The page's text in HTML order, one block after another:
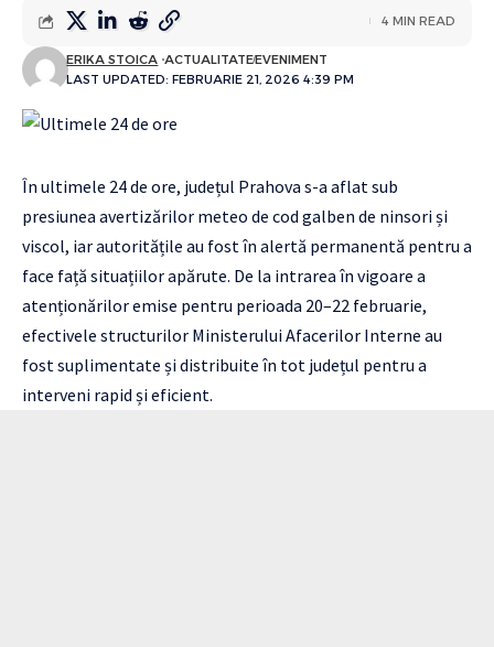
LAST UPDATED: FEBRUARIE 21, 2026 4:39 PM
ERIKA STOICA ACTUALITATEEVENIMENT
4 MIN READ
În ultimele 24 de ore, județul Prahova s-a aflat sub
presiunea avertizărilor meteo de cod galben de ninsori și
viscol, iar autoritățile au fost în alertă permanentă pentru a
face față situațiilor apărute. De la intrarea în vigoare a
atenționărilor emise pentru perioada 20–22 februarie,
efectivele structurilor Ministerului Afacerilor Interne au
fost suplimentate și distribuite în tot județul pentru a
interveni rapid și eficient.